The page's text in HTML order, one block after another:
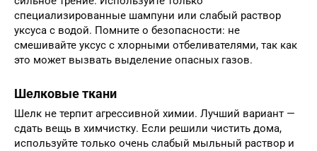
специализированные шампуни или слабый раствор
уксуса с водой. Помните о безопасности: не
смешивайте уксус с хлорными отбеливателями, так как
это может вызвать выделение опасных газов.
Шелковые ткани
Шелк не терпит агрессивной химии. Лучший вариант —
сдать вещь в химчистку. Если решили чистить дома,
используйте только очень слабый мыльный раствор и